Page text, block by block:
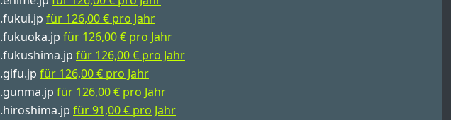
.fukui.jp für 126,00 € pro Jahr
.fukuoka.jp für 126,00 € pro Jahr
.fukushima.jp für 126,00 € pro Jahr
.gifu.jp für 126,00 € pro Jahr
.gunma.jp für 126,00 € pro Jahr
.hiroshima.jp für 91,00 € pro Jahr